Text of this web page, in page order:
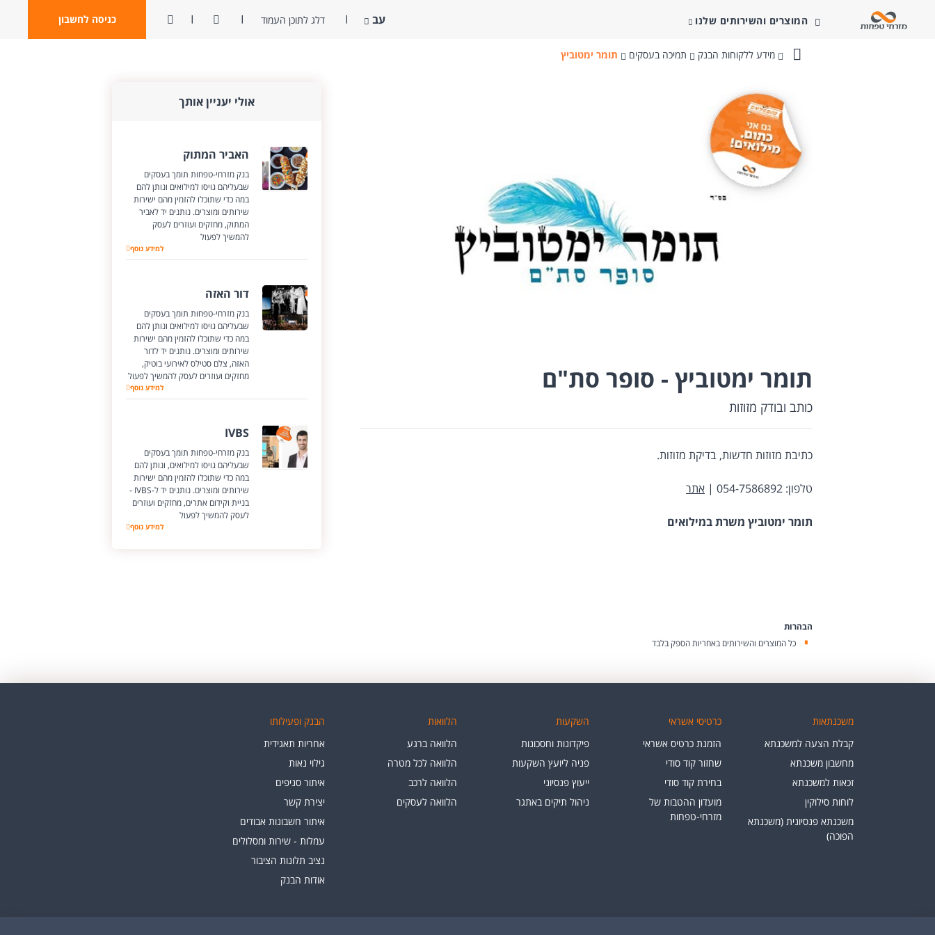
ניגודיות כניסה לחשבוןפתח חיפוש דלג לתוכן העמוד עב המוצרים והשירותים שלנו
מידע ללקוחות הבנק תמיכה בעסקים תומר ימטוביץ
תומר ימטוביץ - סופר סת"ם
כותב ובודק מזוזות
כתיבת מזוזות חדשות, בדיקת מזוזות.
טלפון: 054-7586892 | אתר
תומר ימטוביץ משרת במילואים
הבהרות
כל המוצרים והשירותים באחריות הספק בלבד
אולי יעניין אותך
האביר המתוק
בנק מזרחי-טפחות תומך בעסקים
שבעליהם גויסו למילואים ונותן להם
במה כדי שתוכלו להזמין מהם ישירות
שירותים ומוצרים. נותנים יד לאביר
המתוק, מחזקים ועוזרים לעסק
להמשיך לפעול
האביר המתוקלמידע נוסף
דור האזה
בנק מזרחי-טפחות תומך בעסקים
שבעליהם גויסו למילואים ונותן להם
במה כדי שתוכלו להזמין מהם ישירות
שירותים ומוצרים. נותנים יד לדור
האזה, צלם סטילס לאירועי בוטיק,
מחזקים ועוזרים לעסק להמשיך לפעול
למידע נוסף
IVBS
בנק מזרחי-טפחות תומך בעסקים
שבעליהם גויסו למילואים, ונותן להם
במה כדי שתוכלו להזמין מהם ישירות
שירותים ומוצרים. נותנים יד ל-IVBS -
בניית וקידום אתרים, מחזקים ועוזרים
לעסק להמשיך לפעול
למידע נוסף
משכנתאות
קבלת הצעה למשכנתא
מחשבון משכנתא
זכאות למשכנתא
לוחות סילוקין
משכנתא פנסיונית (משכנתא
הפוכה)
כרטיסי אשראי
הזמנת כרטיס אשראי
שחזור קוד סודי
בחירת קוד סודי
מועדון ההטבות של
מזרחי-טפחות
השקעות
פיקדונות וחסכונות
פניה ליועץ השקעות
ייעוץ פנסיוני
ניהול תיקים באתגר
הלוואות
הלוואה ברגע
הלוואה לכל מטרה
הלוואה לרכב
הלוואה לעסקים
הבנק ופעילותו
אחריות תאגידית
גילוי נאות
איתור סניפים
יצירת קשר
איתור חשבונות אבודים
עמלות - שירות ומסלולים
נציב תלונות הציבור
אודות הבנק